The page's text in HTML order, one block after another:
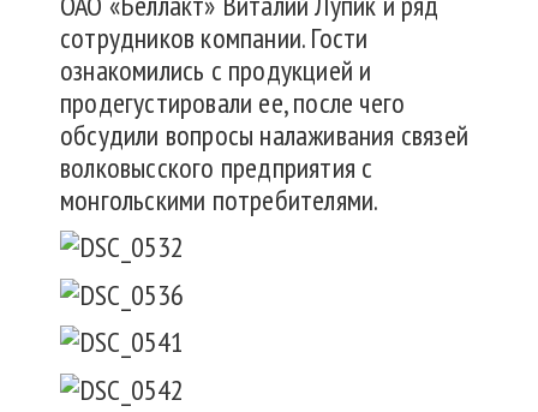
сотрудников компании. Гости
ознакомились с продукцией и
продегустировали ее, после чего
обсудили вопросы налаживания связей
волковысского предприятия с
монгольскими потребителями.